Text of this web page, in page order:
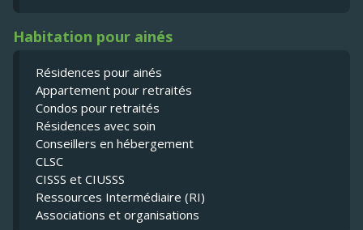
Habitation pour ainés
Résidences pour ainés
Appartement pour retraités
Condos pour retraités
Résidences avec soin
Conseillers en hébergement
CLSC
CISSS et CIUSSS
Ressources Intermédiaire (RI)
Associations et organisations